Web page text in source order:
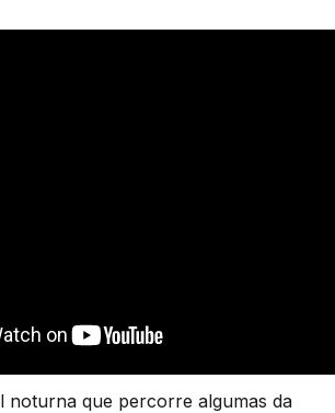
noturna que percorre algumas da